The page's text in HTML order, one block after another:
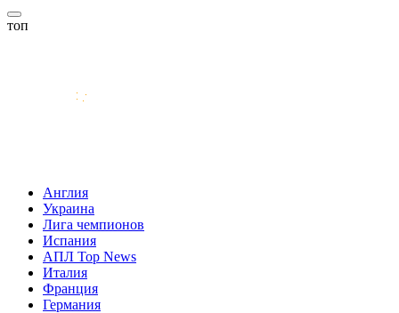
топ
Англия
Украина
Лига чемпионов
Испания
АПЛ Top News
Италия
Франция
Германия